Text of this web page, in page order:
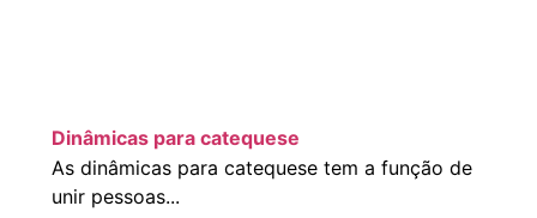
Dinâmicas para catequese
As dinâmicas para catequese tem a função de
unir pessoas...